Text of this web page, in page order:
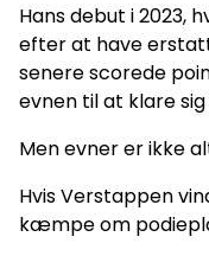
Hans debut i 2023,
efter at have
senere scorede
evnen til at klare
Men evner er ikke
Hvis Verstappen
kæmpe om